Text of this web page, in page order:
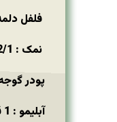
فلفل دلمه
نمک : 2/1 قاشق چای خوری
پودر گوجه : 1 قاشق
آبلیمو : 1 قاشق چای خوری